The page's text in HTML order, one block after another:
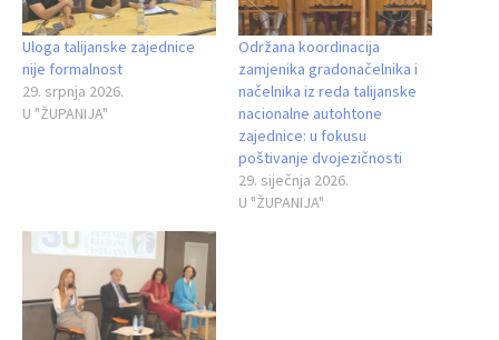
Uloga talijanske zajednice
nije formalnost
29. srpnja 2026.
U "ŽUPANIJA"
Održana koordinacija
zamjenika gradonačelnika i
načelnika iz reda talijanske
nacionalne autohtone
zajednice: u fokusu
poštivanje dvojezičnosti
29. siječnja 2026.
U "ŽUPANIJA"